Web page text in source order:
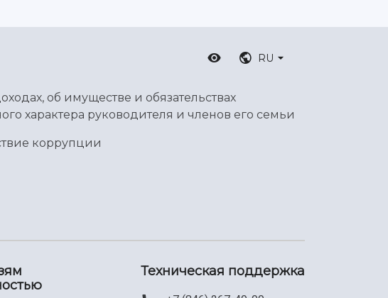
RU
об имуществе и обязательствах
характера руководителя и членов его семьи
коррупции
Техническая поддержка